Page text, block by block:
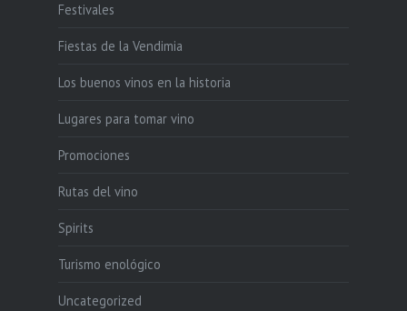
Festivales
Fiestas de la Vendimia
Los buenos vinos en la historia
Lugares para tomar vino
Promociones
Rutas del vino
Spirits
Turismo enológico
Uncategorized